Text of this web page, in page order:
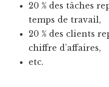
20 % des tâches
temps de travail,
20 % des clients
chiffre d’affaires,
etc.